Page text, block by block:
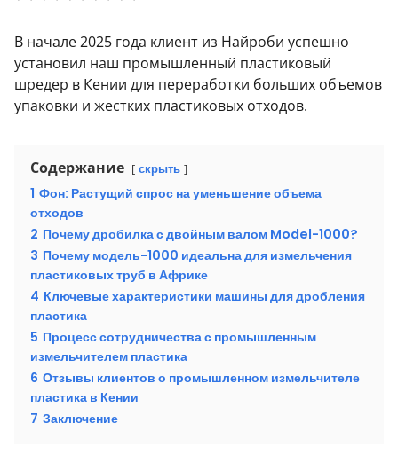
В начале 2025 года клиент из Найроби успешно
установил наш промышленный пластиковый
шредер в Кении для переработки больших объемов
упаковки и жестких пластиковых отходов.
Содержание скрыть
1 Фон: Растущий спрос на уменьшение объема
отходов
2 Почему дробилка с двойным валом Model-1000?
3 Почему модель-1000 идеальна для измельчения
пластиковых труб в Африке
4 Ключевые характеристики машины для дробления
пластика
5 Процесс сотрудничества с промышленным
измельчителем пластика
6 Отзывы клиентов о промышленном измельчителе
пластика в Кении
7 Заключение